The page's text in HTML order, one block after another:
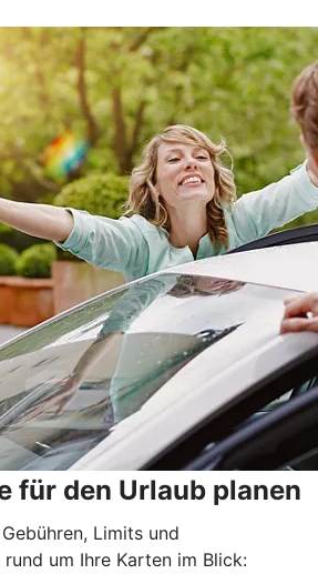
für den Urlaub planen
Limits und
um Ihre Karten im Blick: